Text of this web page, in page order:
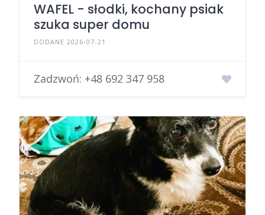
WAFEL - słodki, kochany psiak
szuka super domu
DODANE 2026-07-21
Zadzwoń: +48 692 347 958